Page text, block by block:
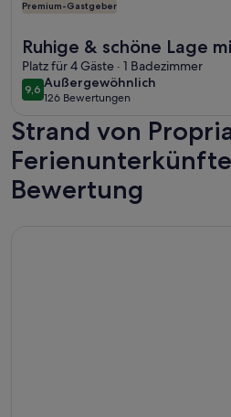
Premium-Gastgeber
Ruhige & schöne Lage
Zentrum, Meerblick, 300
Strand entfernt
Platz für 4 Gäste · 1 Badezimmer
9,69,6 von 10
Außergewöhnlich
außergewöhnlich
126 Bewertungen
(126
bewertungen)
Strand von
Bewertung